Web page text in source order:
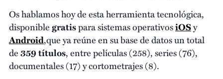
Os hablamos hoy de esta herramienta tecnológica,
disponiblegratispara sistemas operativosiOSy
Android,que ya reúne en su base de datos un total
de359 títulos, entre películas (258), series (76),
documentales (17) y cortometrajes (8).